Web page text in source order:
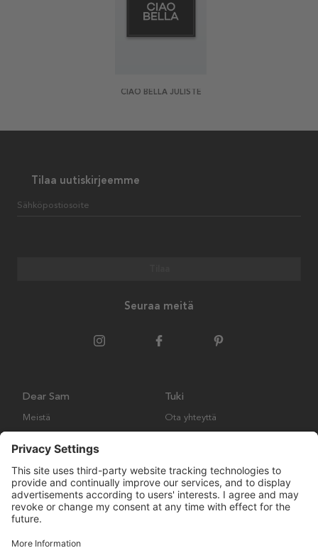
CIAO BELLA JULISTE
Tilaa uutiskirjeemme
Sähköpostiosoite
Seuraa meitä
Dear Sam
Meistä
Tuki
Ota yhteyttä
Palautukset ja vaatimukset